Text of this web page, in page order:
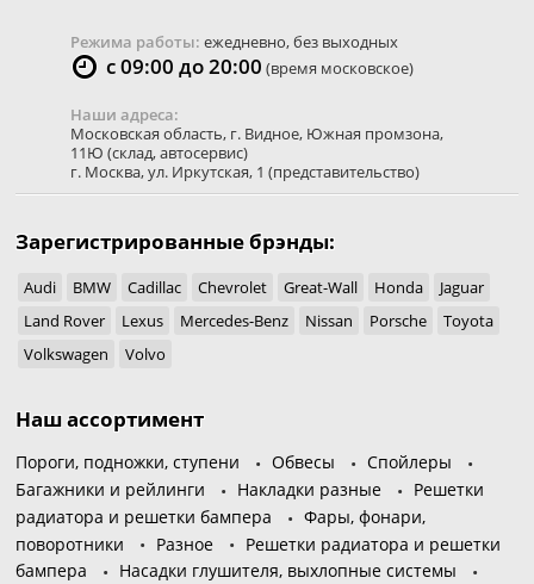
Режима работы: ежедневно, без выходных
с 09:00 до 20:00 (время московское)
Наши адреса:
Московская область, г. Видное, Южная промзона,
11Ю (склад, автосервис)
г. Москва,ул. Иркутская, 1 (представительство)
Зарегистрированные брэнды:
Audi BMW Cadillac Chevrolet Great-Wall Honda
Jaguar
Land Rover
Lexus Mercedes-Benz Nissan Porsche
Toyota
Volkswagen
Volvo
Наш ассортимент
Пороги, подножки, ступени Обвесы
Спойлеры
Багажники и рейлинги
Накладки разные
Решетки
радиатора и решетки бампера
Фары, фонари,
поворотники
Разное
Решетки радиатора и решетки
бампера
Насадки глушителя, выхлопные системы